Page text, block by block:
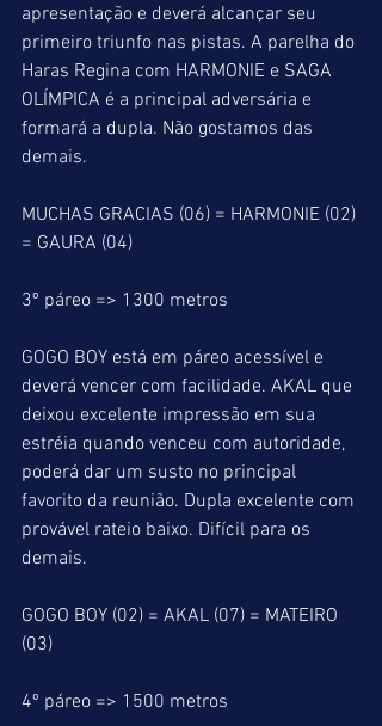
apresentação e deverá alcançar seu
primeiro triunfo nas pistas. A parelha do
Haras Regina com HARMONIE e SAGA
OLÍMPICA é a principal adversária e
formará a dupla. Não gostamos das
demais.
MUCHAS GRACIAS (06) = HARMONIE (02)
= GAURA (04)
3º páreo => 1300 metros
GOGO BOY está em páreo acessível e
deverá vencer com facilidade. AKAL que
deixou excelente impressão em sua
estréia quando venceu com autoridade,
poderá dar um susto no principal
favorito da reunião. Dupla excelente com
provável rateio baixo. Difícil para os
demais.
GOGO BOY (02) = AKAL (07) = MATEIRO
(03)
4º páreo => 1500 metros